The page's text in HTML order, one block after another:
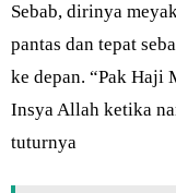
Sebab, dirinya
pantas dan tepat
ke depan. “Pak Haji
Insya Allah ketika
tuturnya